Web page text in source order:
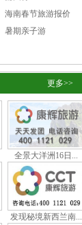
海南春节旅游报价
暑期亲子游
更多>>
全景大洋洲16日...
发现秘境新西兰南...